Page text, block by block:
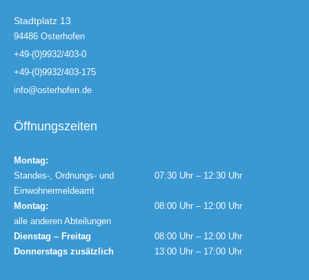
Stadtplatz 13
94486 Osterhofen
+49-(0)9932/403-0
+49-(0)9932/403-175
info@osterhofen.de
Öffnungszeiten
Montag:
Standes-, Ordnungs- und
Einwohnermeldeamt
07:30 Uhr – 12:30 Uhr
Montag:
alle anderen Abteilungen
08:00 Uhr – 12:00 Uhr
Dienstag – Freitag
08:00 Uhr – 12:00 Uhr
Donnerstags zusätzlich
13:00 Uhr – 17:00 Uhr